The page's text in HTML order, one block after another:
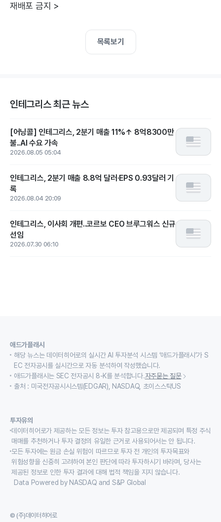
재배포 금지 >
목록보기
인테그리스 최근 뉴스
[어닝콜] 인테그리스, 2분기 매출 11%↑ 8억8300만
불..AI 수요 가속
2026.08.05 05:04
인테그리스, 2분기 매출 8.8억 달러·EPS 0.93달러 기
록
2026.08.04 20:09
인테그리스, 이사회 개편..코르보 CEO 브루그워스 신규
선임
2026.07.30 06:10
애드가플래시
해당 뉴스는 데이터히어로의 실시간 AI 투자분석 시스템 ‘애드가플래시’가 S
EC 전자공시를 실시간으로 자동 분석하여 작성했습니다.
애드가플래시는 SEC 전자공시 8-K를 분석합니다.자주묻는 질문
출처 : 미국전자공시시스템(EDGAR), NASDAQ, 초이스스탁US
투자유의
데이터히어로가 제공하는 모든 정보는 투자 참고용으로만 제공되며 특정 주식
매매를 추천하거나 투자 결정의 유일한 근거로 사용되어서는 안 됩니다.
모든 투자에는 원금 손실 위험이 따르므로 투자 전 개인의 투자목표와
위험성향을 신중히 고려하여 본인 판단에 따라 투자하시기 바라며, 당사는
제공된 정보로 인한 투자 결과에 대해 법적 책임을 지지 않습니다.
Data Powered by NASDAQ and S&P Global
© (주)데이터히어로